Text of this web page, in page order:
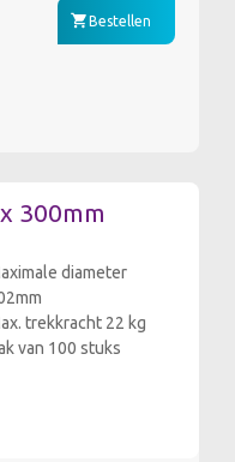
Bestellen
300mm
diameter
trekkracht 22 kg
van 100 stuks